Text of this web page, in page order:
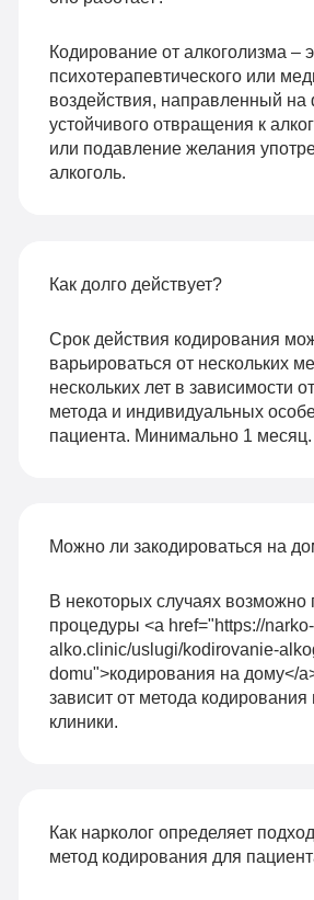
Кодирование от алкоголизма –
психотерапевтического или
воздействия, направленный
устойчивого отвращения к
или подавление желания
алкоголь.
Как долго действует?
Срок действия кодирования
варьироваться от нескольких
нескольких лет в зависимости
метода и индивидуальных
пациента. Минимально 1 месяц.
Можно ли закодироваться на
В некоторых случаях возможно
процедуры <a href="https://narko-
alko.clinic/uslugi/kodirovanie-
domu">кодирования на дому</
зависит от метода кодирования
клиники.
Как нарколог определяет
метод кодирования для